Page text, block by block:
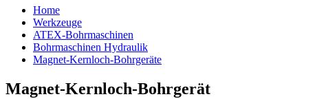
Home
Werkzeuge
ATEX-Bohrmaschinen
Bohrmaschinen Hydraulik
Magnet-Kernloch-Bohrgeräte
Magnet-Kernloch-Bohrgerät